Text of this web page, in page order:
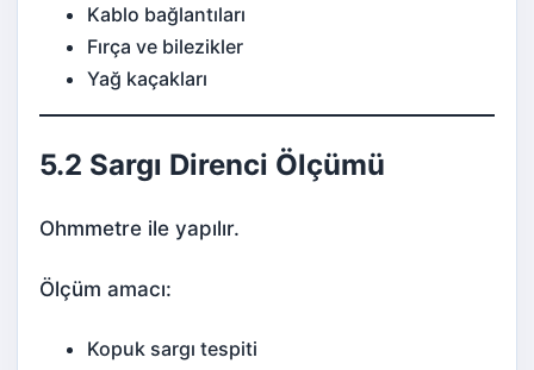
Kablo bağlantıları
Fırça ve bilezikler
Yağ kaçakları
5.2 Sargı Direnci Ölçümü
Ohmmetre ile yapılır.
Ölçüm amacı:
Kopuk sargı tespiti